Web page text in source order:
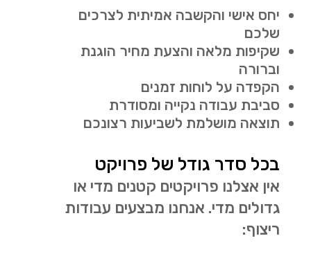
יחס אישי והקשבה אמיתית לצרכים
שלכם
שקיפות מלאה והצעת מחיר הוגנת
וברורה
הקפדה על לוחות זמנים
סביבת עבודה נקייה ומסודרת
תוצאה מושלמת לשביעות רצונכם
בכל סדר גודל של פרויקט
אין אצלנו פרויקטים קטנים מדי או
גדולים מדי. אנחנו מבצעים עבודות
ריצוף: